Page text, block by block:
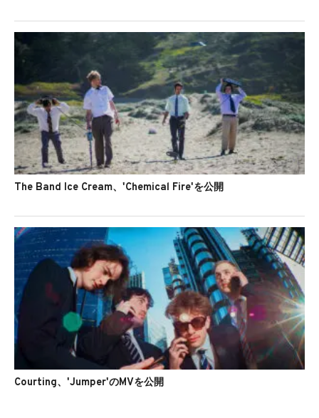
The Band Ice Cream、'Chemical Fire'を公開
Courting、'Jumper'のMVを公開